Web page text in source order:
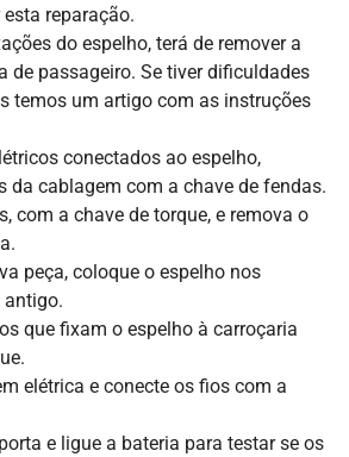
reparação.
do espelho, terá de remover a
de passageiro. Se tiver dificuldades
temos um artigo com as instruções
conectados ao espelho,
da cablagem com a chave de fendas.
com a chave de torque, e remova o
peça, coloque o espelho nos
antigo.
que fixam o espelho à carroçaria
elétrica e conecte os fios com a
e ligue a bateria para testar se os